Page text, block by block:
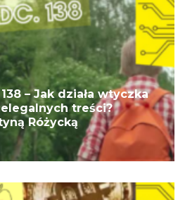
– Jak działa wtyczka
treści?
Różycką